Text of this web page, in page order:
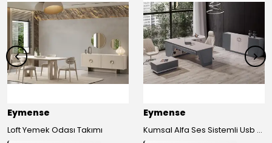
Eymense
Loft Yemek Odası Takımı
Eymense
Kumsal Alfa Ses Sistemli Usb Girişli Kablosuz Şarjlı Ofis Takımı